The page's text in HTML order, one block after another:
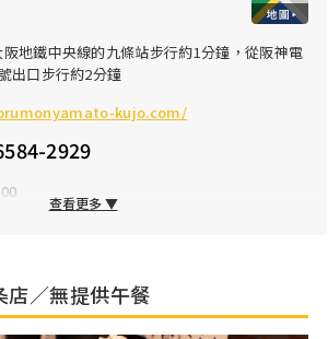
地鐵中央線的九條站步行約1分鐘，從阪神電
出口步行約2分鐘
kujo.com/
2929
查看更多 ▼
店／無提供午餐